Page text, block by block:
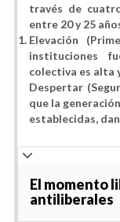
través de
entre 20 y 25
Elevación
instituciones
colectiva es alta
Despertar
que la
establecidas,
El momento
antiliberales